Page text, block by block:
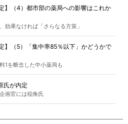
】（4）都市部の薬局への影響はこれか
効果なければ「さらなる方策」
】（5）「集中率85％以下」かどうかで
1を断念した中小薬局も
氏が内定
画官には稲角氏